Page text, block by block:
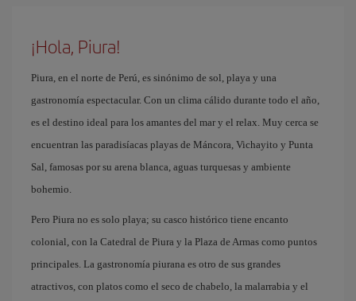
¡Hola, Piura!
Piura, en el norte de Perú, es sinónimo de sol, playa y una
gastronomía espectacular. Con un clima cálido durante todo el año,
es el destino ideal para los amantes del mar y el relax. Muy cerca se
encuentran las paradisíacas playas de Máncora, Vichayito y Punta
Sal, famosas por su arena blanca, aguas turquesas y ambiente
bohemio.
Pero Piura no es solo playa; su casco histórico tiene encanto
colonial, con la Catedral de Piura y la Plaza de Armas como puntos
principales. La gastronomía piurana es otro de sus grandes
atractivos, con platos como el seco de chabelo, la malarrabia y el